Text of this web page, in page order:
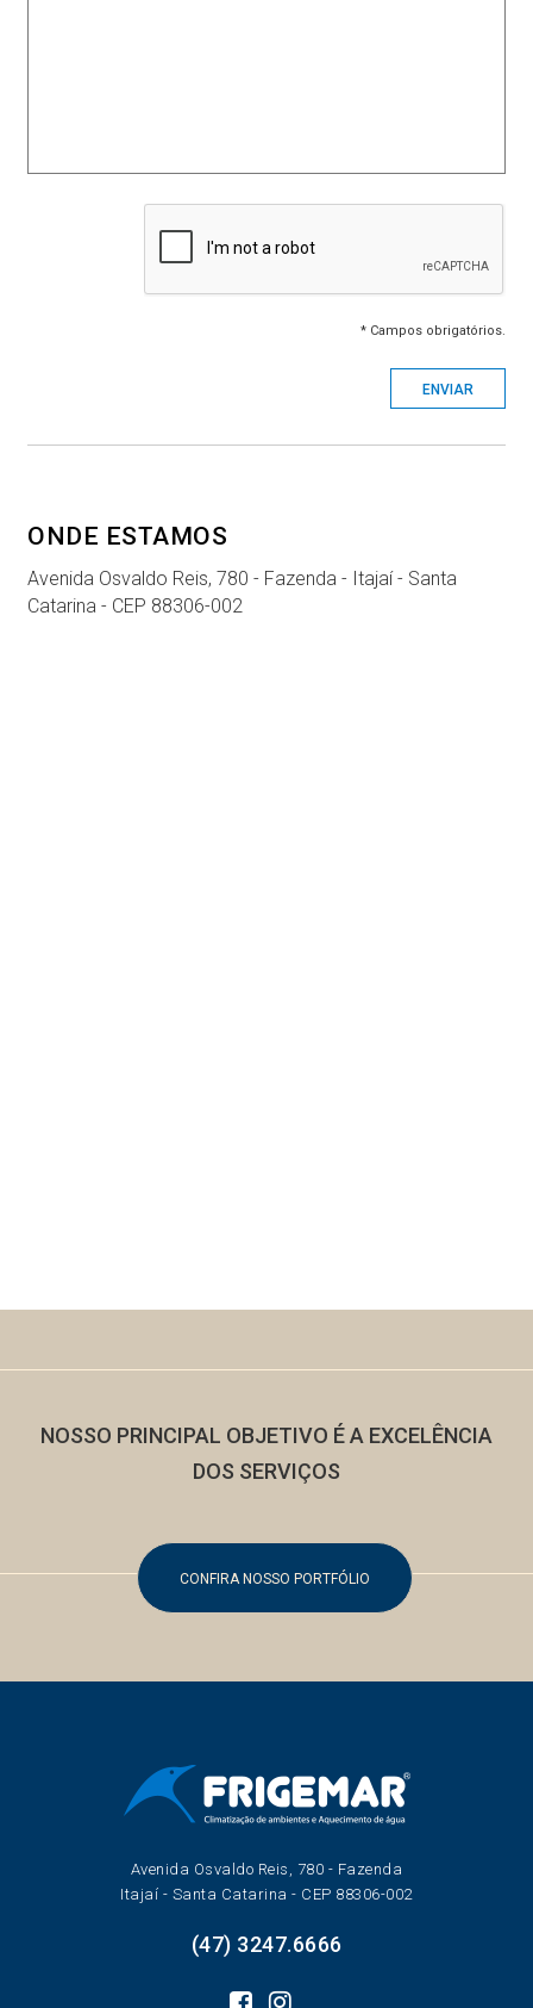
* Campos obrigatórios.
ENVIAR
ONDE ESTAMOS
Avenida Osvaldo Reis, 780 - Fazenda - Itajaí - Santa
Catarina - CEP 88306-002
NOSSO PRINCIPAL OBJETIVO É A EXCELÊNCIA
DOS SERVIÇOS
CONFIRA NOSSO PORTFÓLIO
Avenida Osvaldo Reis, 780 - Fazenda
Itajaí - Santa Catarina - CEP 88306-002
(47) 3247.6666